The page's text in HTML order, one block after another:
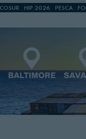
primas
HIP 2026 PESCA